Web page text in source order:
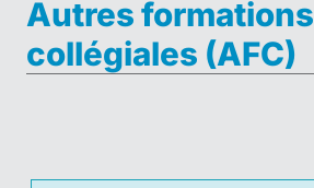
Autres formations
collégiales (AFC)